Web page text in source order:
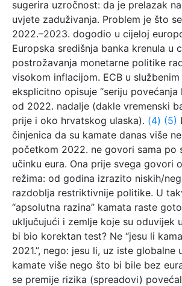
sugerira uzročnost: da je prelazak
uvjete zaduživanja. Problem je što
2022.–2023. dogodio u cijeloj
Europska središnja banka krenula u
postrožavanja monetarne politike
visokom inflacijom. ECB u
eksplicitno opisuje “seriju povećanja
od 2022. nadalje (dakle vremenski
prije i oko hrvatskog ulaska). (4) (5)
činjenica da su kamate danas više
početkom 2022. ne govori sama po
učinku eura. Ona prije svega govori
režima: od godina izrazito niskih/
razdoblja restriktivnije politike. U
“apsolutna razina” kamata raste
uključujući i zemlje koje su oduvijek
bi bio korektan test? Ne “jesu li
2021.”, nego: jesu li, uz iste globalne
kamate više nego što bi bile bez
se premije rizika (spreadovi)